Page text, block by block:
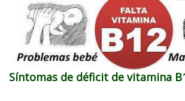
Síntomas de déficit de vitamina